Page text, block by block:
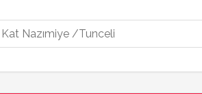
Nazımiye /Tunceli